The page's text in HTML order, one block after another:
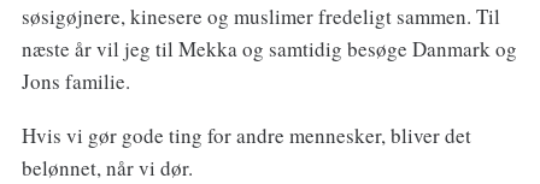
søsigøjnere, kinesere og muslimer fredeligt sammen. Til
næste år vil jeg til Mekka og samtidig besøge Danmark og
Jons familie.
Hvis vi gør gode ting for andre mennesker, bliver det
belønnet, når vi dør.